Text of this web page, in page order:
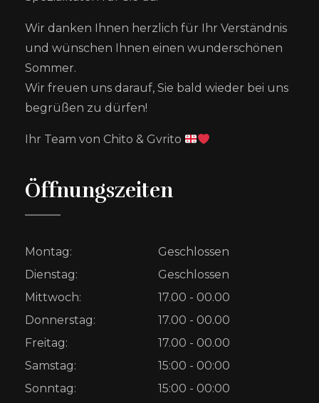
Wir danken Ihnen herzlich für Ihr Verständnis
und wünschen Ihnen einen wunderschönen
Sommer.
Wir freuen uns darauf, Sie bald wieder bei uns
begrüßen zu dürfen!
Ihr Team von Chito & Gvrito
Öffnungszeiten
Montag:
Geschlossen
Dienstag:
Geschlossen
Mittwoch:
17.00 - 00.00
Donnerstag:
17.00 - 00.00
Freitag:
17.00 - 00.00
Samstag:
15:00 - 00:00
Sonntag:
15:00 - 00:00